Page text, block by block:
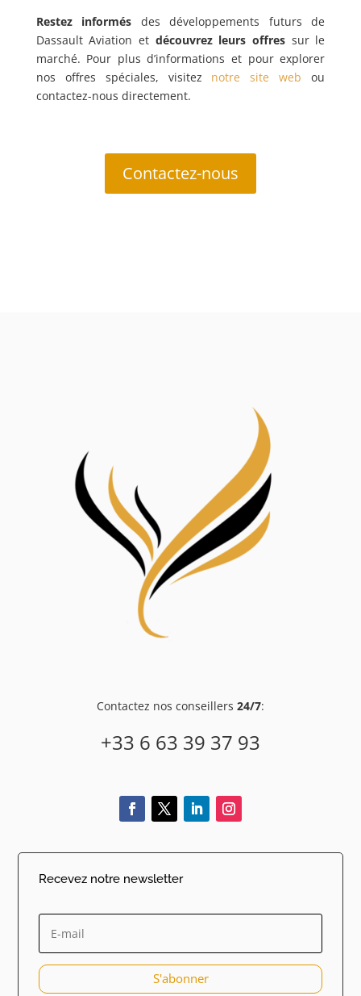
Restez informés des développements futurs de
Dassault Aviation et découvrez leurs offressur le
marché. Pour plus d’informations et pour explorer
nos offres spéciales, visitez notre site web ou
contactez-nous directement.
Contactez-nous
Contactez nos conseillers 24/7:
+33 6 63 39 37 93
Recevez notre newsletter
S'abonner